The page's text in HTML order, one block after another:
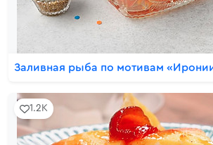
Заливная рыба по мотивам
1.2K